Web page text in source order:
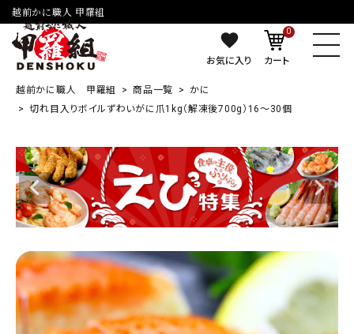
越前かに職人 甲羅組
お気に入り
0
カート
越前かに職人 甲羅組 商品一覧
かに
切れ目入りボイルずわいがに爪1kg（解凍後700g）16～30個